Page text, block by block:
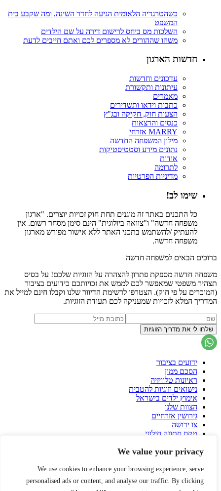
We value your privacy
We use cookies to enhance your browsing experience, serve
personalised ads or content, and analyse our traffic. By clicking
כשהטרגדיה הלאומית הגיעה לחדר השינה, ומה שקבע בית
המשפט
השלכות מס ביחס לרישום דירה על שם הילדים
משהו שההורים לא מספרים לכם ואתם חייבים לדעת
חדשות הארגון
עדכונים וחדשות
עיתונות ותקשורת
מאמרים
כתבות וידאו ותשדירים
הצעות חוק, חקיקה ובג"ץ
כנסים והרצאות
MARRY אזרחי
מילון המשפחה החדשה
נתונים מידע וסטטיסטיקות
אודות
לתרומה
מדיניות הפרטיות
שימו לב!
כל התכנים באתר זה מוגנים תחת חוק זכויות יוצרים. "ארגון
משפחה חדשה" ו"צוואה ביולוגית" הינם סימן מסחר רשום. אין
להעתיק /להשתמש בתכני האתר ללא אישור מפורש מארגון
משפחה חדשה.
ברוכים הבאים למשפחה חדשה
משפחה חדשה מספקת פתרון להצהרה על הזוגיות שלכם! על בסיס
תצהיר משפטי שמאפשר לכם לממש את זכויותכם כידועים בציבור
(המוכרים על פי חוק). הצטרפו לרשימת הדיוור שלנו וקבלו חינם למייל את
המדריך המלא לזכויות שמעניקה לכם תעודת הזוגיות.
ידועים בציבור
הסכם ממון
ראיונות טלוויזיה
נישואים וזוגיות להטבית
אימוץ ילדים בישראל
הצוות שלנו
גירושין אזרחיים
צו ירושה
טקס חתונה חילוני
פונדקאות בישראל
הורות גאה
עיזבון
שאלות ותשובות על הסכם ממון